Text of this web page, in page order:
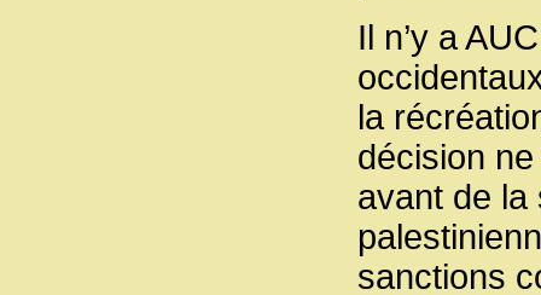
Il n’y a
la
décision
avant de la
sanctions